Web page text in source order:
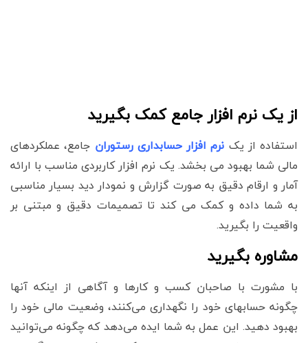
از یک نرم افزار جامع کمک بگیرید
استفاده از یک نرم افزار حسابداری رستوران جامع، عملکردهای
مالی شما بهبود می بخشد. یک نرم افزار کاربردی مناسب با ارائه
آمار و ارقام دقیق به صورت گزارش و نمودار دید بسیار مناسبی
به شما داده و کمک می کند تا تصمیمات دقیق و مبتنی بر
واقعیت را بگیرید.
مشاوره بگیرید
با مشورت با صاحبان کسب و کارها و آگاهی از اینکه آنها
چگونه حسابهای خود را نگهداری می‌کنند، وضعیت مالی خود را
بهبود دهید. این عمل به شما ایده می‌دهد که چگونه می‌توانید